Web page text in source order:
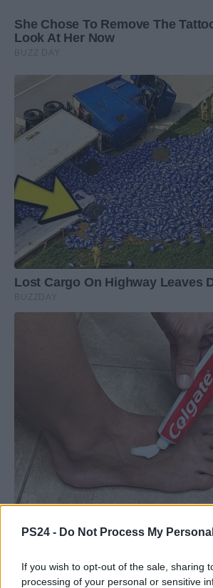
PS24 - Do Not Process My
If you wish to opt-out of the sale, sharing
processing of your personal or sensitive